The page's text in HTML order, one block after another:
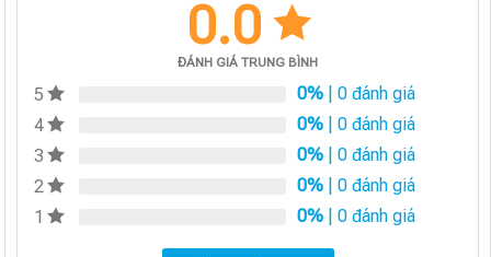
0.0
ĐÁNH GIÁ TRUNG BÌNH
5 0% | 0 đánh giá
4
0% | 0 đánh giá
3
0% | 0 đánh giá
2
0% | 0 đánh giá
1
0% | 0 đánh giá